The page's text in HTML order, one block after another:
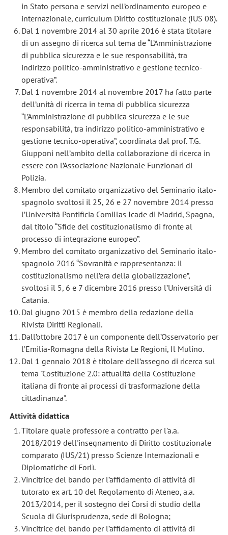
in Stato persona e servizi nell’ordinamento europeo e
internazionale, curriculum Diritto costituzionale (IUS 08).
Dal 1 novembre 2014 al 30 aprile 2016 è stata titolare
di un assegno di ricerca sul tema de “L’Amministrazione
di pubblica sicurezza e le sue responsabilità, tra
indirizzo politico-amministrativo e gestione tecnico-
operativa”.
Dal 1 novembre 2014 al novembre 2017 ha fatto parte
dell’unità di ricerca in tema di pubblica sicurezza
“L’Amministrazione di pubblica sicurezza e le sue
responsabilità, tra indirizzo politico-amministrativo e
gestione tecnico-operativa”, coordinata dal prof. T.G.
Giupponi nell’ambito della collaborazione di ricerca in
essere con l’Associazione Nazionale Funzionari di
Polizia.
Membro del comitato organizzativo del Seminario italo-
spagnolo svoltosi il 25, 26 e 27 novembre 2014 presso
l’Università Pontificia Comillas Icade di Madrid, Spagna,
dal titolo “Sfide del costituzionalismo di fronte al
processo di integrazione europeo”.
Membro del comitato organizzativo del Seminario italo-
spagnolo 2016 “Sovranità e rappresentanza: il
costituzionalismo nell’era della globalizzazione”,
svoltosi il 5, 6 e 7 dicembre 2016 presso l’Università di
Catania.
Dal giugno 2015 è membro della redazione della
Rivista Diritti Regionali.
Dall’ottobre 2017 è un componente dell’Osservatorio per
l’Emilia-Romagna della Rivista Le Regioni, Il Mulino.
Dal 1 gennaio 2018 è titolare dell’assegno di ricerca sul
tema "Costituzione 2.0: attualità della Costituzione
italiana di fronte ai processi di trasformazione della
cittadinanza".
Attività didattica
Titolare quale professore a contratto per l'a.a.
2018/2019 dell'insegnamento di Diritto costituzionale
comparato (IUS/21) presso Scienze Internazionali e
Diplomatiche di Forlì.
Vincitrice del bando per l’affidamento di attività di
tutorato ex art. 10 del Regolamento di Ateneo, a.a.
2013/2014, per il sostegno dei Corsi di studio della
Scuola di Giurisprudenza, sede di Bologna;
Vincitrice del bando per l’affidamento di attività di